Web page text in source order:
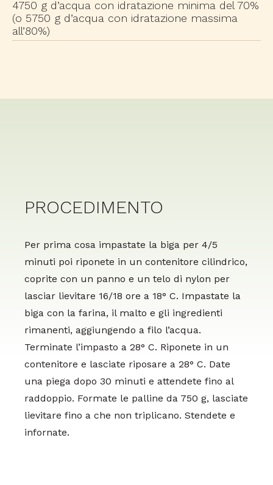
4750 g d’acqua con idratazione minima del 70%
(o 5750 g d’acqua con idratazione massima
all’80%)
PROCEDIMENTO
Per prima cosa impastate la biga per 4/5
minuti poi riponete in un contenitore cilindrico,
coprite con un panno e un telo di nylon per
lasciar lievitare 16/18 ore a 18° C. Impastate la
biga con la farina, il malto e gli ingredienti
rimanenti, aggiungendo a filo l’acqua.
Terminate l’impasto a 28° C. Riponete in un
contenitore e lasciate riposare a 28° C. Date
una piega dopo 30 minuti e attendete fino al
raddoppio. Formate le palline da 750 g, lasciate
lievitare fino a che non triplicano. Stendete e
infornate.